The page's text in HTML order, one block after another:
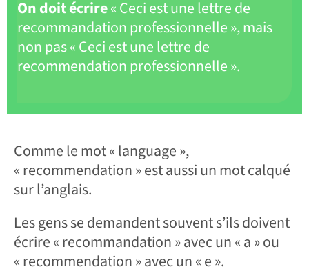
On doit écrire« Ceci est une lettre de
recommandation professionnelle », mais
non pas « Ceci est une lettre de
recommendation professionnelle ».
Comme le mot « language »,
« recommendation » est aussi un mot calqué
sur l’anglais.
Les gens se demandent souvent s’ils doivent
écrire « recommandation » avec un « a » ou
« recommendation » avec un « e ».